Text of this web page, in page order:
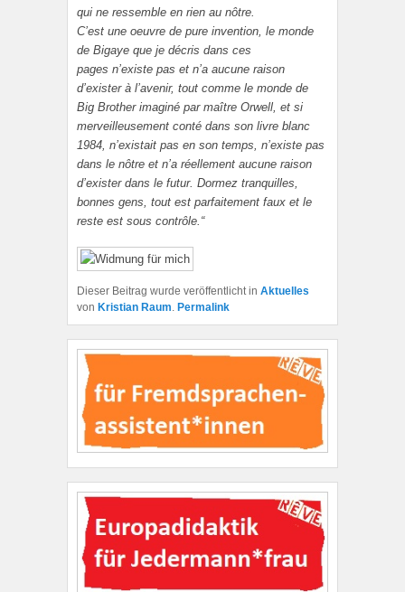
qui ne ressemble en rien au nôtre.
C’est une oeuvre de pure invention, le monde
de Bigaye que je décris dans ces
pages n’existe pas et n’a aucune raison
d’exister à l’avenir, tout comme le monde de
Big Brother imaginé par maître Orwell, et si
merveilleusement conté dans son livre blanc
1984, n’existait pas en son temps, n’existe pas
dans le nôtre et n’a réellement aucune raison
d’exister dans le futur. Dormez tranquilles,
bonnes gens, tout est parfaitement faux et le
reste est sous contrôle.“
Dieser Beitrag wurde veröffentlicht in Aktuelles
von Kristian Raum. Permalink